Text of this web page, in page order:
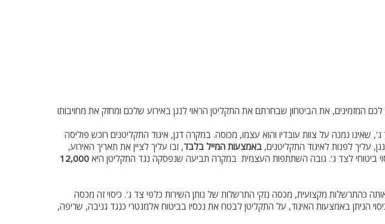
המזמינים, את הביטחון שבחרתם את התקליטן הראוי לנגן באירוע שלכם ומחזק את מחויבותו
שאינו נמנה על צוות עובדיו והוא עצמו, מכוסה. במקרה דנן, איגוד התקליטנים רוכש פוליסה
באמצעות המייל בלבד, ובו עליך לציין את תאריך האירוע,
ביטוחי לצד ג'. גובה השתתפות העצמית במקרה תביעה שנפסקה נגד התקליטן היא 12,000
כהתרשלות מקצועית, מכסה נזקי התרשלות של נותן השירות כלפי צד ג'. כיסוי זה מכסה
הניתן באמצעות האיגוד, על התקליטן לבטח את נכסיו בביטוח אלמנטרי כנגד גניבה, שריפה,